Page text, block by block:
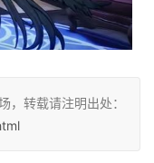
，转载请注明出处：